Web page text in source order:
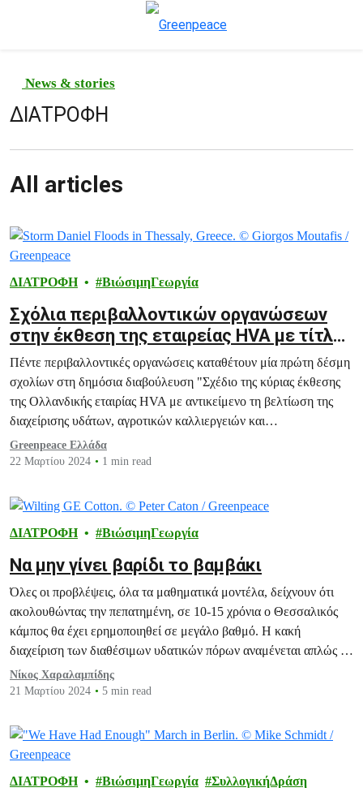
News & stories
ΔΙΑΤΡΟΦΗ
All articles
ΔΙΑΤΡΟΦΗ ΒιώσιμηΓεωργία
Σχόλια περιβαλλοντικών οργανώσεων
στην έκθεση της εταιρείας HVA με τίτλο
“Water management in Thessaly in the
wake of Storm Daniel”
Πέντε περιβαλλοντικές οργανώσεις καταθέτουν μία πρώτη δέσμη
σχολίων στη δημόσια διαβούλευση "Σχέδιο της κύριας έκθεσης
της Ολλανδικής εταιρίας HVA με αντικείμενο τη βελτίωση της
διαχείρισης υδάτων, αγροτικών καλλιεργειών και
αντιπλημμυρικής προστασίας στην Περιφέρεια Θεσσαλίας"
Greenpeace Ελλάδα
22 Μαρτίου 2024
1 min read
ΔΙΑΤΡΟΦΗ ΒιώσιμηΓεωργία
Να μην γίνει βαρίδι το βαμβάκι
Όλες οι προβλέψεις, όλα τα μαθηματικά μοντέλα, δείχνουν ότι
ακολουθώντας την πεπατημένη, σε 10-15 χρόνια ο Θεσσαλικός
κάμπος θα έχει ερημοποιηθεί σε μεγάλο βαθμό. Η κακή
διαχείριση των διαθέσιμων υδατικών πόρων αναμένεται απλώς να
επιδεινώσει την κατάσταση και να επιταχύνει τα χειρότερα.
Νίκος Χαραλαμπίδης
21 Μαρτίου 2024
5 min read
ΔΙΑΤΡΟΦΗ ΒιώσιμηΓεωργία ΣυλλογικήΔράση